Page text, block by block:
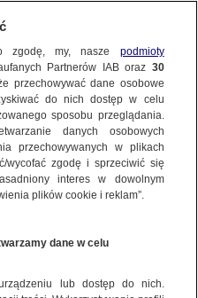
troje nastolatków.
10:34
zgodę, my, nasze podmioty
Partnerów IAB oraz 30
przechowywać dane osobowe
do nich dostęp w celu
sposobu przeglądania.
danych osobowych
przechowywanych w plikach
wycofać zgodę i sprzeciwić się
interes w dowolnym
plików cookie i reklam”.
dane w celu
lub dostęp do nich.